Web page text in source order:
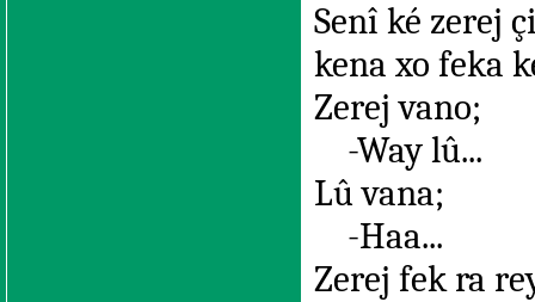
Senî ké zerej
kena xo feka
Zerej vano;
-Way lû...
Lû vana;
-Haa...
Zerej fek ra